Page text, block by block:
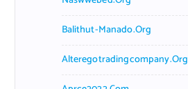
Balithut-Manado.org
Alteregotradingcompany.org